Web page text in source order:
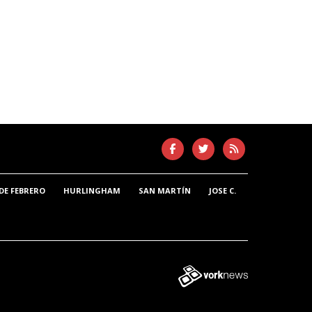
FEBRERO HURLINGHAM SAN MARTÍN JOSE C.